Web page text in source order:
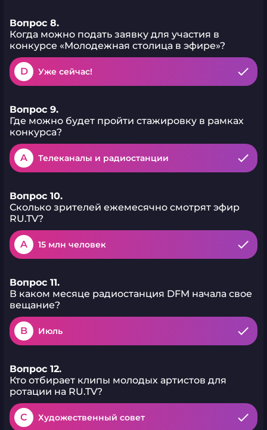
Вопрос 8.
Когда можно подать заявку для участия в
конкурсе «Молодежная столица в эфире»?
D Уже сейчас!
Вопрос 9.
Где можно будет пройти стажировку в рамках
конкурса?
A Телеканалы и радиостанции
Вопрос 10.
Сколько зрителей ежемесячно смотрят эфир
RU.TV?
A 15 млн человек
Вопрос 11.
В каком месяце радиостанция DFM начала свое
вещание?
B Июль
Вопрос 12.
Кто отбирает клипы молодых артистов для
ротации на RU.TV?
C Художественный совет